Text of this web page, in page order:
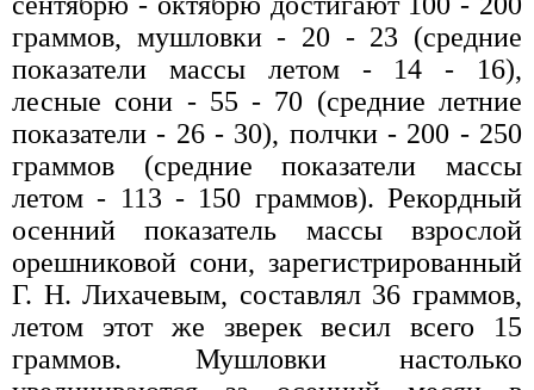
граммов, мушловки - 20 - 23 (средние
показатели массы летом - 14 - 16),
лесные сони - 55 - 70 (средние летние
показатели - 26 - 30), полчки - 200 - 250
граммов (средние показатели массы
летом - 113 - 150 граммов). Рекордный
осенний показатель массы взрослой
орешниковой сони, зарегистрированный
Г. Н. Лихачевым, составлял 36 граммов,
летом этот же зверек весил всего 15
граммов. Мушловки настолько